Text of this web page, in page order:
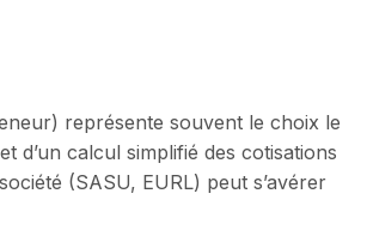
représente souvent le choix le
d’un calcul simplifié des cotisations
(SASU, EURL) peut s’avérer